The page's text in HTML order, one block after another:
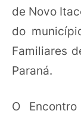
de Novo
do
Familiares
Paraná.
O